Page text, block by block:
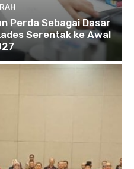
Perda Sebagai Dasar
Serentak ke Awal